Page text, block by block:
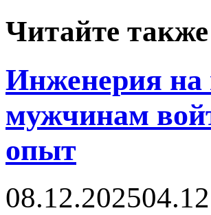
Читайте также
Инженерия на
мужчинам
опыт
08.12.2025